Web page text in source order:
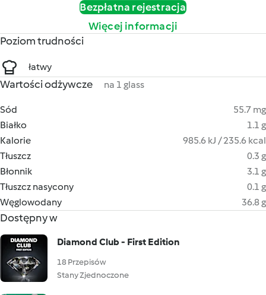
Bezpłatna rejestracja
Więcej informacji
Poziom trudności
łatwy
Wartości odżywcze na 1 glass
Sód
55.7 mg
Białko
1.1 g
Kalorie
985.6 kJ / 235.6 kcal
Tłuszcz
0.3 g
Błonnik
3.1 g
Tłuszcz nasycony
0.1 g
Węglowodany
36.8 g
Dostępny w
Diamond Club - First Edition
18 Przepisów
Stany Zjednoczone